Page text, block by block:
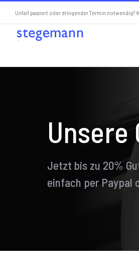
to
content
Unfall passiert oder dringender Termin notwendig?
Unsere
Jetzt bis zu 20%
einfach per Paypal